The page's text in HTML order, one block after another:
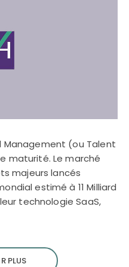
Management (ou Talent
maturité. Le marché
majeurs lancés
estimé à 11 Milliard
technologie SaaS,
PLUS